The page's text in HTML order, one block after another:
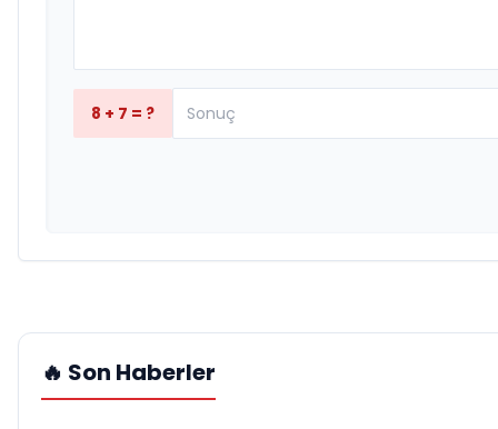
8 + 7 = ?
🔥 Son Haberler